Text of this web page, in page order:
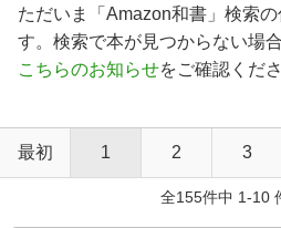
ただいま「Amazon和書」検索
す。検索で本が見つからない場
こちらのお知らせをご確認くださ
最初 1 2 3
全155件中 1-10